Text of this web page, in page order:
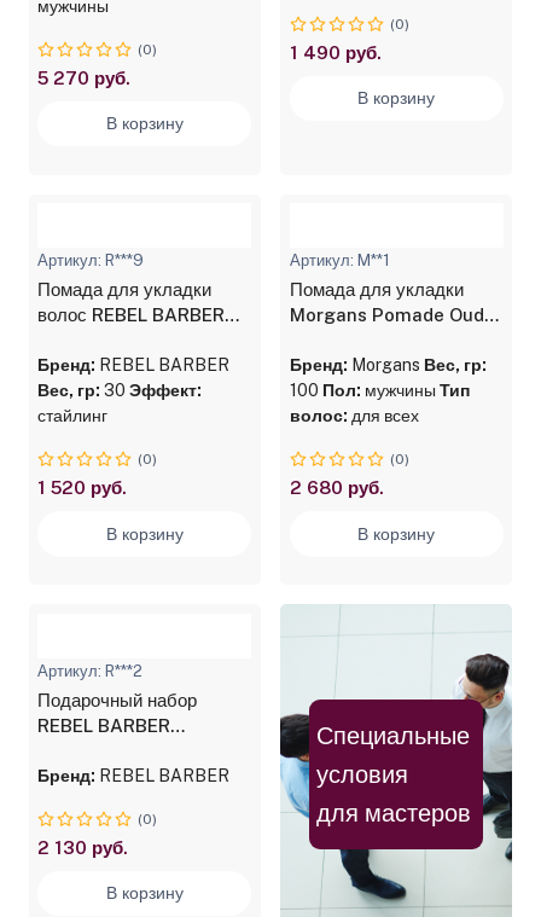
мужчины
(0)
5 270 руб.
В корзину
(0)
1 490 руб.
В корзину
Артикул: R***9
Помада для укладки
волос REBEL BARBER
Бренд: REBEL BARBER
Вес, гр: 30 Эффект:
стайлинг
(0)
1 520 руб.
В корзину
Артикул: M**1
Помада для укладки
Morgans Pomade Oudh
фиксация / Сильный
блеск 100 г
Бренд: Morgans Вес, гр:
100 Пол: мужчины Тип
волос: для всех
(0)
2 680 руб.
В корзину
Артикул: R***2
Подарочный набор
REBEL BARBER
Blades
Бренд: REBEL BARBER
(0)
2 130 руб.
В корзину
Специальные
условия
для мастеров